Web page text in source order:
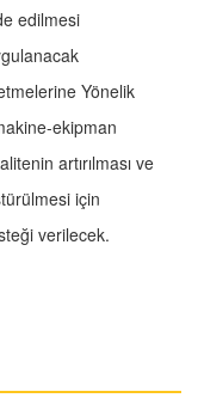
edilmesi
Yönelik
ekipman
artırılması ve
için
verilecek.